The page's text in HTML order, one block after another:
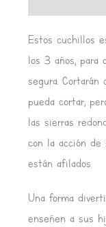
Estos cuchillos
los 3 años, para
segura.
pueda cortar,
las sierras
con la acción de
están afilados.
Una forma
enseñen a sus